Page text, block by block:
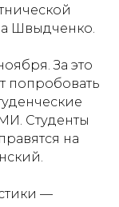
Швыдченко.
За это
попробовать
Студенты
на
—